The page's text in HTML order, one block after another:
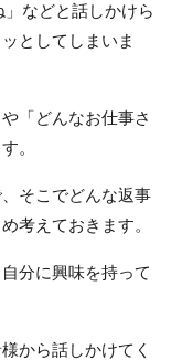
などと話しかけら
としてしまいま
「どんなお仕事さ
。
そこでどんな返事
考えておきます。
分に興味を持って
から話しかけてく